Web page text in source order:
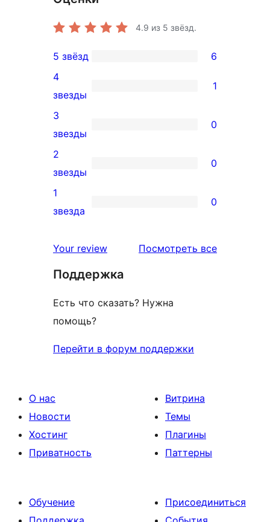
4.9 из 5 звёзд.
6
5-
звездный
отзыв
5 звёзд 6
1
4-
звездный
отзыв
4
звезды
1
0
3-
звездный
отзыв
3
звезды
0
0
2-
звездный
2
звезды
0
0
звездный
1
звезда
0
Your review Посмотреть всеотзывы
Поддержка
Есть что сказать? Нужна
помощь?
Перейти в форум поддержки
О нас
Новости
Хостинг
Приватность
Витрина
Темы
Плагины
Паттерны
Обучение
Присоединиться